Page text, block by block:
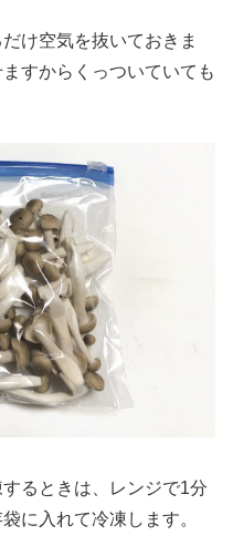
け空気を抜いておきま
すからくっついていても
るときは、レンジで1分
に入れて冷凍します。